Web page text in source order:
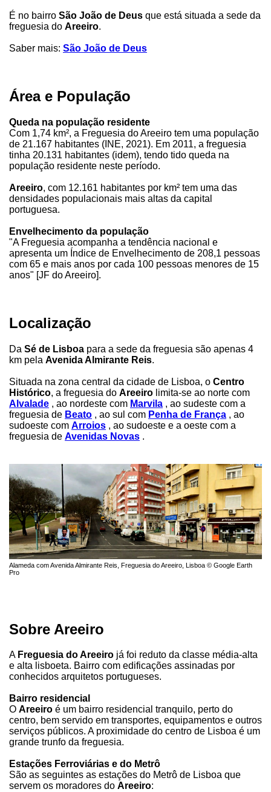
É no bairro São João de Deus que está situada a sede da
freguesia do Areeiro.
Saber mais: São João de Deus
Área e População
Queda na população residente
Com 1,74 km², a Freguesia do Areeiro tem uma população
de 21.167 habitantes (INE, 2021). Em 2011, a freguesia
tinha 20.131 habitantes (idem), tendo tido queda na
população residente neste período.
Areeiro, com 12.161 habitantes por km² tem uma das
densidades populacionais mais altas da capital
portuguesa.
Envelhecimento da população
"A Freguesia acompanha a tendência nacional e
apresenta um Índice de Envelhecimento de 208,1 pessoas
com 65 e mais anos por cada 100 pessoas menores de 15
anos" [JF do Areeiro].
Localização
Da Sé de Lisboa para a sede da freguesia são apenas 4
km pela Avenida Almirante Reis.
Situada na zona central da cidade de Lisboa, o Centro
Histórico, a freguesia do Areeiro limita-se ao norte com
Alvalade , ao nordeste com Marvila , ao sudeste com a
freguesia de Beato , ao sul com Penha de França , ao
sudoeste com Arroios , ao sudoeste e a oeste com a
freguesia de Avenidas Novas .
Alameda com Avenida Almirante Reis, Freguesia do Areeiro, Lisboa © Google Earth
Pro
Sobre Areeiro
A Freguesia do Areeiro já foi reduto da classe média-alta
e alta lisboeta. Bairro com edificações assinadas por
conhecidos arquitetos portugueses.
Bairro residencial
O Areeiro é um bairro residencial tranquilo, perto do
centro, bem servido em transportes, equipamentos e outros
serviços públicos. A proximidade do centro de Lisboa é um
grande trunfo da freguesia.
Estações Ferroviárias e do Metrô
São as seguintes as estações do Metrô de Lisboa que
servem os moradores do Areeiro: